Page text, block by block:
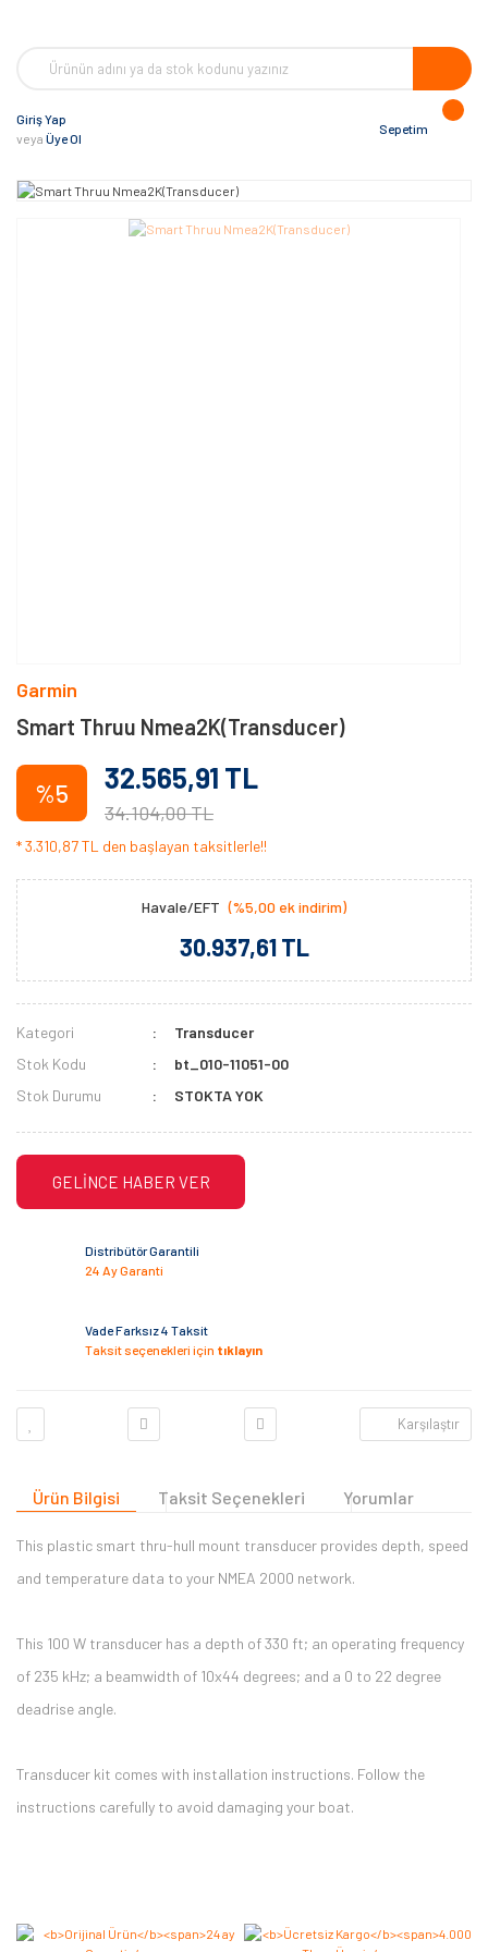
Giriş Yap
veya Üye Ol
Sepetim
Garmin
Smart Thruu Nmea2K(Transducer)
%5 32.565,91 TL
34.104,00 TL
* 3.310,87 TL den başlayan taksitlerle!!
Havale/EFT (%5,00 ek indirim)
30.937,61 TL
Kategori
Transducer
Stok Kodu
bt_010-11051-00
Stok Durumu
STOKTA YOK
GELİNCE HABER VER
Distribütör Garantili
24 Ay Garanti
Vade Farksız 4 Taksit
Taksit seçenekleri için tıklayın
Karşılaştır
Ürün Bilgisi Taksit Seçenekleri Yorumlar
This plastic smart thru-hull mount transducer provides depth, speed
and temperature data to your NMEA 2000 network.
This 100 W transducer has a depth of 330 ft; an operating frequency
of 235 kHz; a beamwidth of 10x44 degrees; and a 0 to 22 degree
deadrise angle.
Transducer kit comes with installation instructions. Follow the
instructions carefully to avoid damaging your boat.